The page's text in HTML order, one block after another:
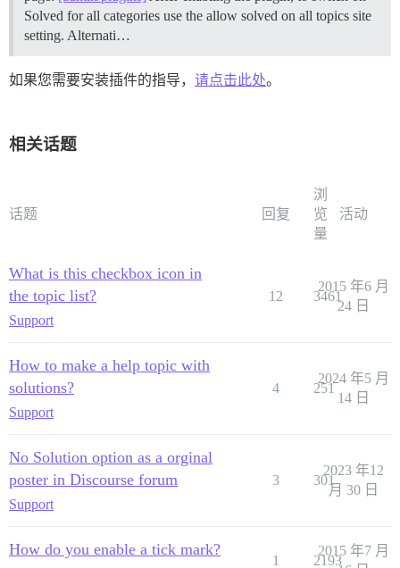
Solved for all categories use the allow solved on all topics site
setting. Alternati…
如果您需要安装插件的指导， 请点击此处。
相关话题
话题 回复
浏
览
量
活动
What is this checkbox icon in
the topic list?
Support
12 3461
2015 年6 月
24 日
How to make a help topic with
solutions?
Support
4 251
2024 年5 月
14 日
No Solution option as a orginal
poster in Discourse forum
Support
3 301
2023 年12
月 30 日
How do you enable a tick mark?
1 2193
2015 年7 月